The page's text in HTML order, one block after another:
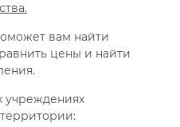
вам найти
цены и найти